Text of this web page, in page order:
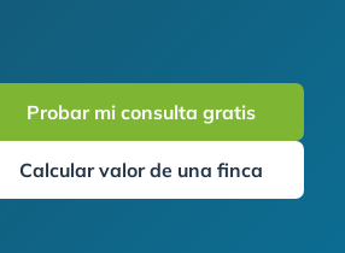
Probar mi consulta gratis
Calcular valor de una finca